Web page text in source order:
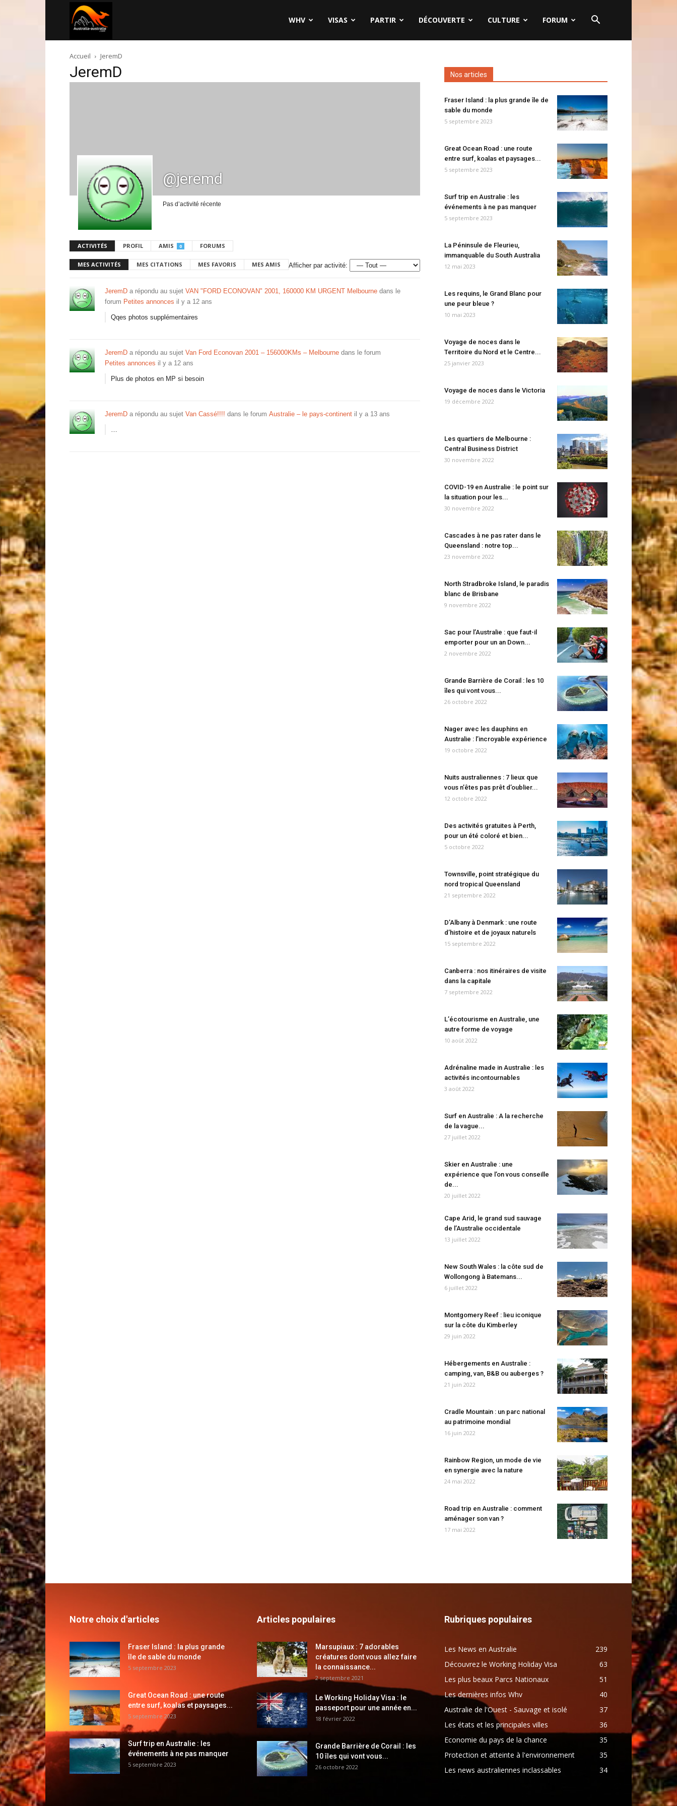
australie.com
WHV VISAS PARTIR DÉCOUVERTE CULTURE FORUM
Accueil JeremD
JeremD
@jeremd
Pas d’activité récente
ACTIVITÉS PROFIL AMIS 0 FORUMS
MES ACTIVITÉS MES CITATIONS MES FAVORIS MES AMIS Afficher par activité:
JeremD a répondu au sujet VAN "FORD ECONOVAN" 2001, 160000 KM URGENT Melbourne dans le
forum Petites annonces il y a 12 ans
Qqes photos supplémentaires
JeremD a répondu au sujet Van Ford Econovan 2001 – 156000KMs – Melbourne dans le forum
Petites annonces il y a 12 ans
Plus de photos en MP si besoin
JeremD a répondu au sujet Van Cassé!!!! dans le forum Australie – le pays-continent il y a 13 ans
…
Nos articles
Fraser Island : la plus grande île de
sable du monde
5 septembre 2023
Great Ocean Road : une route
entre surf, koalas et paysages...
5 septembre 2023
Surf trip en Australie : les
événements à ne pas manquer
5 septembre 2023
La Péninsule de Fleurieu,
immanquable du South Australia
12 mai 2023
Les requins, le Grand Blanc pour
une peur bleue ?
10 mai 2023
Voyage de noces dans le
Territoire du Nord et le Centre...
25 janvier 2023
Voyage de noces dans le Victoria
19 décembre 2022
Les quartiers de Melbourne :
Central Business District
30 novembre 2022
COVID-19 en Australie : le point sur
la situation pour les...
30 novembre 2022
Cascades à ne pas rater dans le
Queensland : notre top...
23 novembre 2022
North Stradbroke Island, le paradis
blanc de Brisbane
9 novembre 2022
Sac pour l’Australie : que faut-il
emporter pour un an Down...
2 novembre 2022
Grande Barrière de Corail : les 10
îles qui vont vous...
26 octobre 2022
Nager avec les dauphins en
Australie : l’incroyable expérience
19 octobre 2022
Nuits australiennes : 7 lieux que
vous n’êtes pas prêt d’oublier...
12 octobre 2022
Des activités gratuites à Perth,
pour un été coloré et bien...
5 octobre 2022
Townsville, point stratégique du
nord tropical Queensland
21 septembre 2022
D’Albany à Denmark : une route
d’histoire et de joyaux naturels
15 septembre 2022
Canberra : nos itinéraires de visite
dans la capitale
7 septembre 2022
L’écotourisme en Australie, une
autre forme de voyage
10 août 2022
Adrénaline made in Australie : les
activités incontournables
3 août 2022
Surf en Australie : A la recherche
de la vague...
27 juillet 2022
Skier en Australie : une
expérience que l’on vous conseille
de...
20 juillet 2022
Cape Arid, le grand sud sauvage
de l’Australie occidentale
13 juillet 2022
New South Wales : la côte sud de
Wollongong à Batemans...
6 juillet 2022
Montgomery Reef : lieu iconique
sur la côte du Kimberley
29 juin 2022
Hébergements en Australie :
camping, van, B&B ou auberges ?
21 juin 2022
Cradle Mountain : un parc national
au patrimoine mondial
16 juin 2022
Rainbow Region, un mode de vie
en synergie avec la nature
24 mai 2022
Road trip en Australie : comment
aménager son van ?
17 mai 2022
Notre choix d'articles
Fraser Island : la plus grande
île de sable du monde
5 septembre 2023
Great Ocean Road : une route
entre surf, koalas et paysages...
5 septembre 2023
Surf trip en Australie : les
événements à ne pas manquer
5 septembre 2023
Articles populaires
Marsupiaux : 7 adorables
créatures dont vous allez faire
la connaissance...
2 septembre 2021
Le Working Holiday Visa : le
passeport pour une année en...
18 février 2022
Grande Barrière de Corail : les
10 îles qui vont vous...
26 octobre 2022
Rubriques populaires
Les News en Australie
239
Découvrez le Working Holiday Visa
63
Les plus beaux Parcs Nationaux
51
Les dernières infos Whv
40
Australie de l'Ouest - Sauvage et isolé
37
Les états et les principales villes
36
Economie du pays de la chance
35
Protection et atteinte à l'environnement
35
Les news australiennes inclassables
34